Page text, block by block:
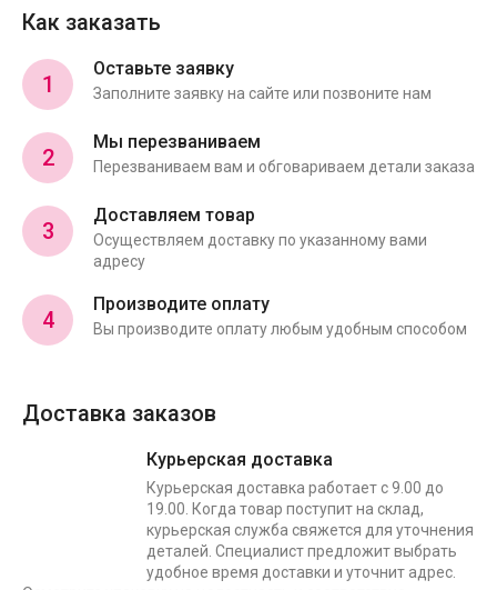
Как заказать
1
Оставьте заявку
Заполните заявку на сайте или позвоните нам
2
Мы перезваниваем
Перезваниваем вам и обговариваем детали заказа
3
Доставляем товар
Осуществляем доставку по указанному вами
адресу
4
Производите оплату
Вы производите оплату любым удобным способом
Доставка заказов
Курьерская доставка
Курьерская доставка работает с 9.00 до
19.00. Когда товар поступит на склад,
курьерская служба свяжется для уточнения
деталей. Специалист предложит выбрать
удобное время доставки и уточнит адрес.